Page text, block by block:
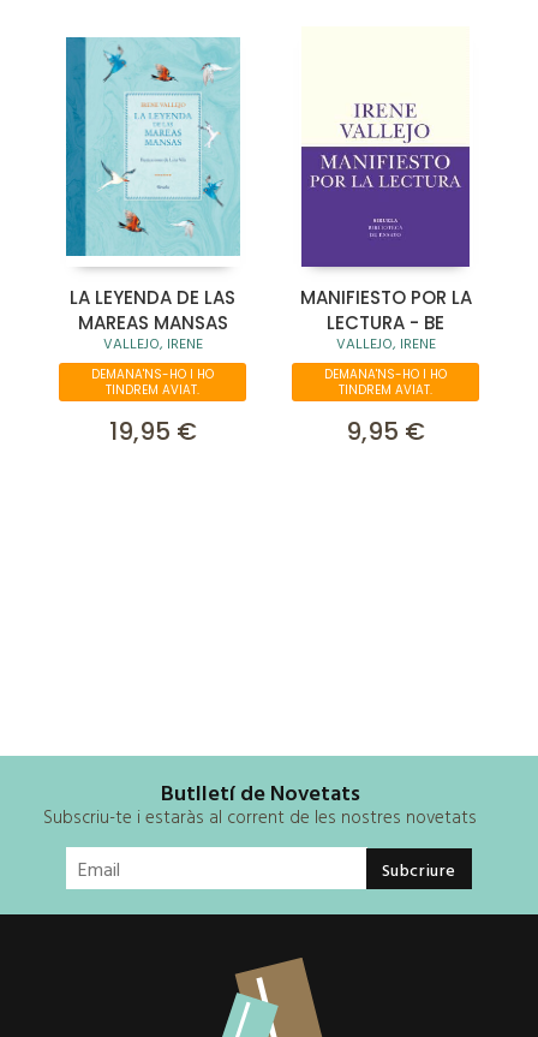
LA LEYENDA DE LAS
MAREAS MANSAS
VALLEJO, IRENE
DEMANA'NS-HO I HO
TINDREM AVIAT.
19,95 €
MANIFIESTO POR LA
LECTURA - BE
VALLEJO, IRENE
DEMANA'NS-HO I HO
TINDREM AVIAT.
9,95 €
Butlletí de Novetats
Subscriu-te i estaràs al corrent de les nostres novetats